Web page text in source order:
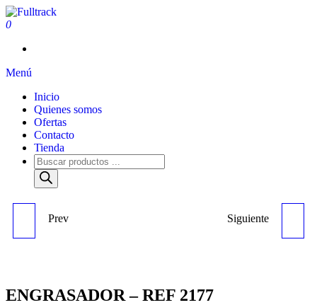
0
Menú
Inicio
Quienes somos
Ofertas
Contacto
Tienda
ENGRASADOR LARGO /
Prev PASADOR ELASTICO -
Siguiente
ENGRASADOR – REF 2177